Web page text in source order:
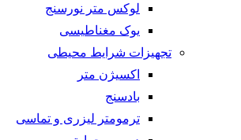
لوکس متر نورسنج
یوک مغناطیسی
تجهیزات شرایط محیطی
اکسیژن متر
بادسنج
ترمومتر لیزری و تماسی